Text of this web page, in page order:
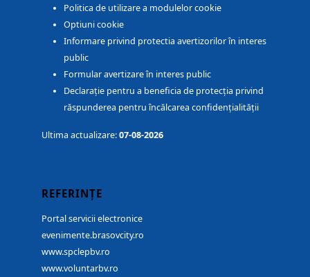
Politica de utilizare a modulelor cookie
Optiuni cookie
Informare privind protectia avertizorilor în interes
public
Formular avertizare în interes public
Declarație pentru a beneficia de protecția privind
răspunderea pentru încălcarea confidențialității
Ultima actualizare:07-08-2026
REFERINȚE
Portal servicii electronice
evenimente.brasovcity.ro
www.spclepbv.ro
www.voluntarbv.ro